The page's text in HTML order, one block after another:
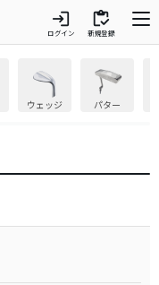
login
ログイン
inventory
新規登録
ウェッジ パター